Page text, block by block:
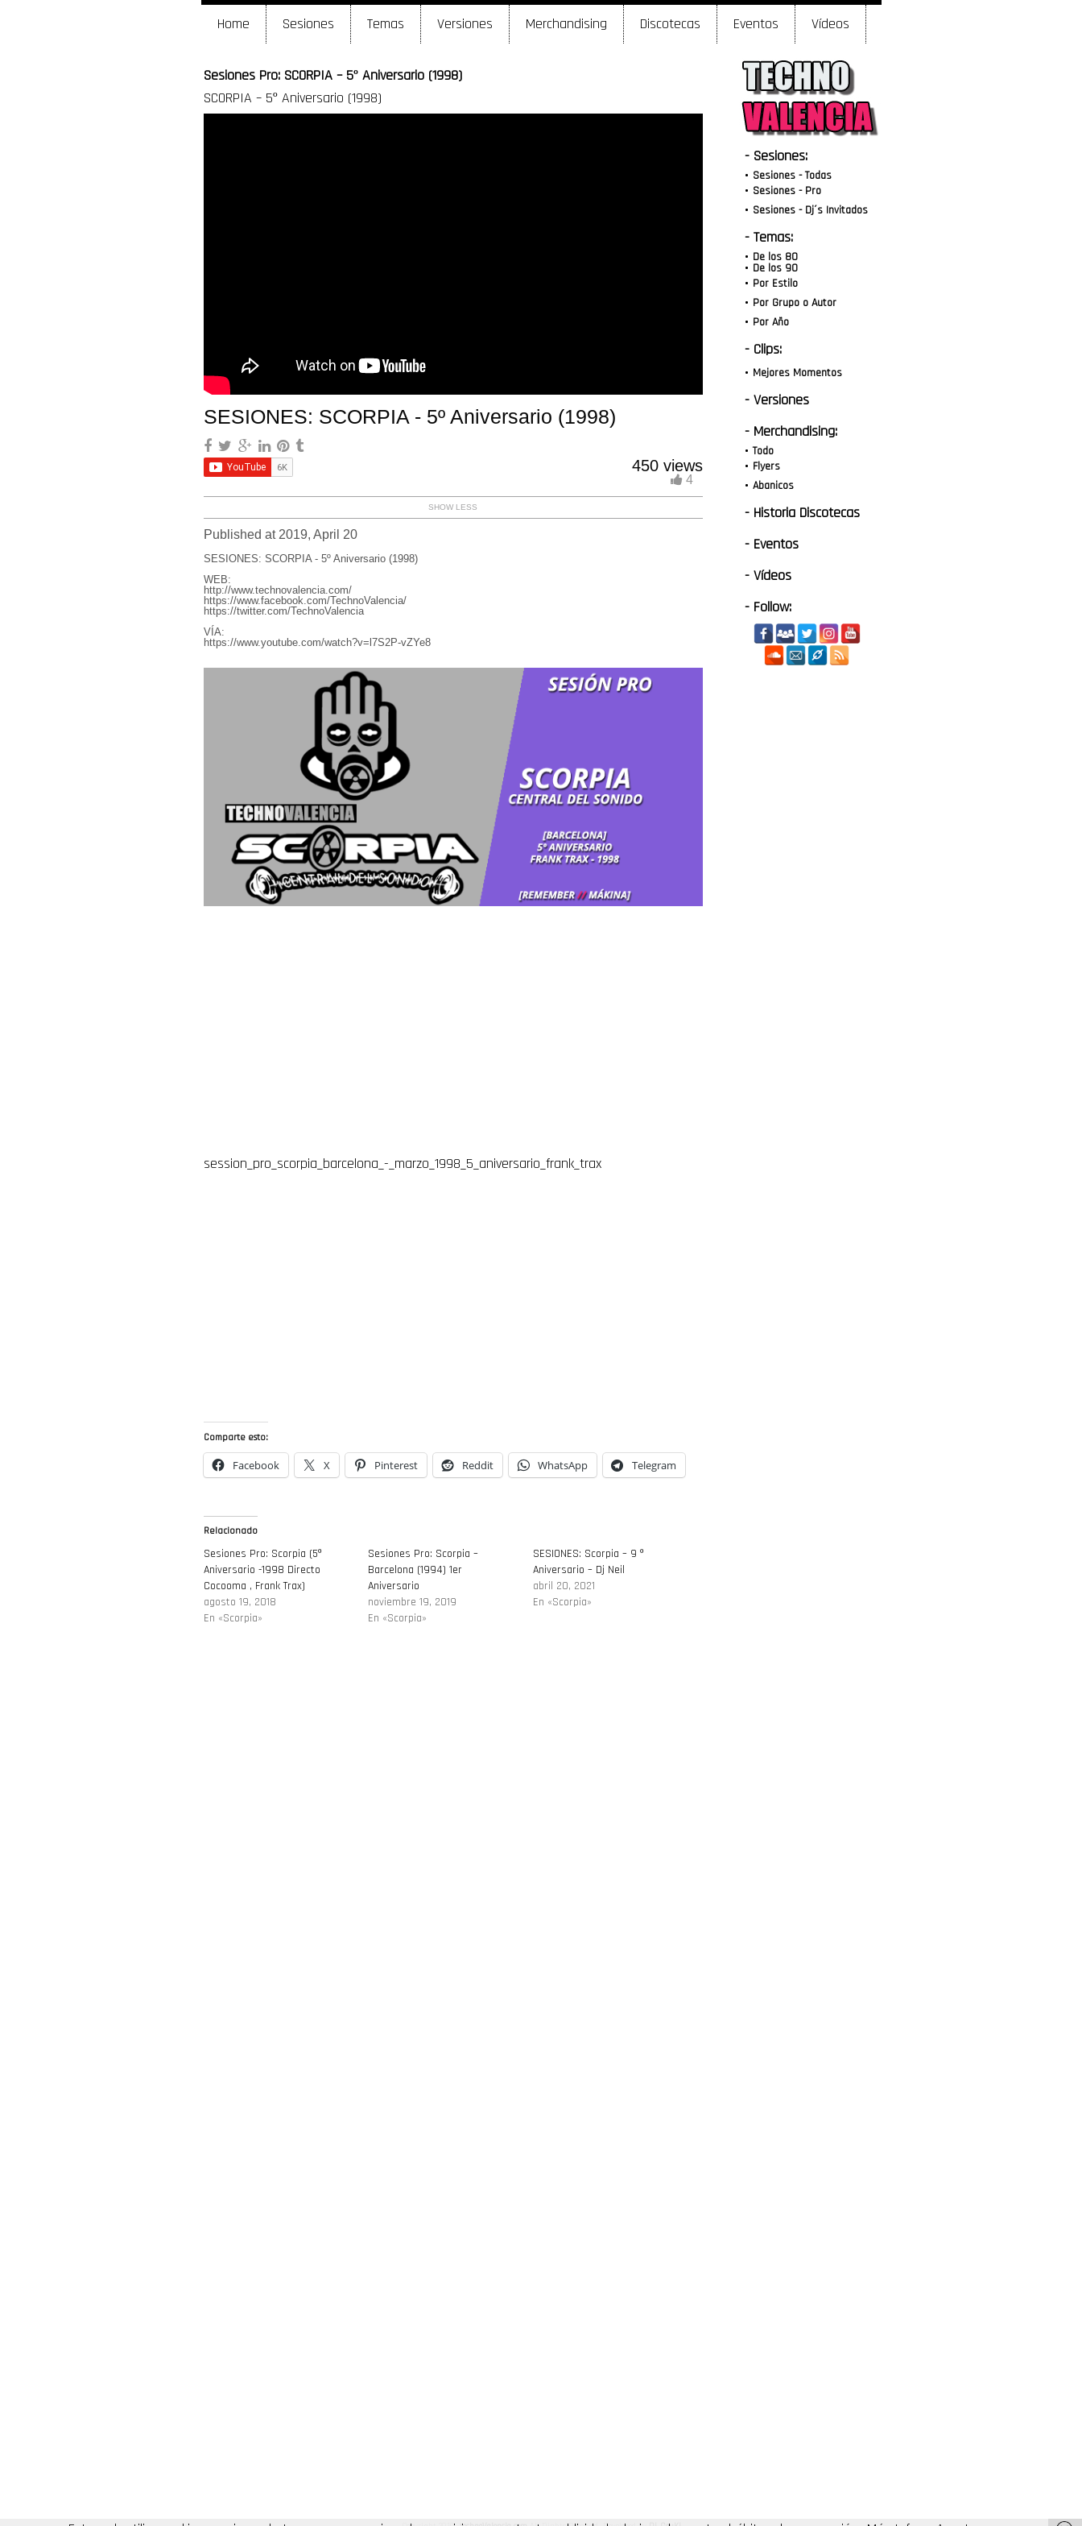
Home Sesiones Temas Versiones Merchandising Discotecas Eventos Vídeos
Sesiones Pro: SCORPIA – 5º Aniversario (1998)
SCORPIA – 5º Aniversario (1998)
SESIONES: SCORPIA - 5º Aniversario (1998)
450 views
4
SHOW LESS
Published at 2019, April 20
SESIONES: SCORPIA - 5º Aniversario (1998)
WEB:
http://www.technovalencia.com/
https://www.facebook.com/TechnoValencia/
https://twitter.com/TechnoValencia
VÍA:
https://www.youtube.com/watch?v=l7S2P-vZYe8
session_pro_scorpia_barcelona_-_marzo_1998_5_aniversario_frank_trax
Comparte esto:
Facebook X Pinterest Reddit WhatsApp Telegram
Relacionado
Sesiones Pro: Scorpia (5º
Aniversario -1998 Directo
Cocooma , Frank Trax)
agosto 19, 2018
En «Scorpia»
Sesiones Pro: Scorpia –
Barcelona (1994) 1er
Aniversario
noviembre 19, 2019
En «Scorpia»
SESIONES: Scorpia – 9 º
Aniversario – Dj Neil
abril 20, 2021
En «Scorpia»
- Sesiones:
Sesiones - Todas
Sesiones - Pro
Sesiones - Dj´s Invitados
- Temas:
De los 80
De los 90
Por Estilo
Por Grupo o Autor
Por Año
- Clips:
Mejores Momentos
- Versiones
- Merchandising:
Todo
Flyers
Abanicos
- Historia Discotecas
- Eventos
- Vídeos
- Follow: